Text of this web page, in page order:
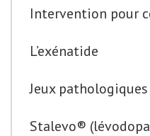
Intervention pour
L’exénatide
Jeux
Stalevo®